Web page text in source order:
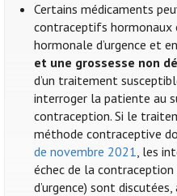
Certains médicaments
contraceptifs hormonaux
hormonale d’urgence et
et une grossesse non
d’un traitement
interroger la patiente au
contraception. Si le
méthode contraceptive
de novembre 2021, les
échec de la
d’urgence) sont